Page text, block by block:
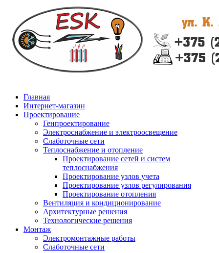
Главная
Интернет-магазин
Проектирование
Генпроектирование
Электроснабжение и электроосвещение
Слаботочные сети
Теплоснабжение и отопление
Проектирование сетей и систем
теплоснабжения
Проектирование узлов учета
Проектирование узлов регулирования
Проектирование отопления
Вентиляция и кондиционирование
Архитектурные решения
Технологические решения
Монтаж
Электромонтажные работы
Слаботочные сети